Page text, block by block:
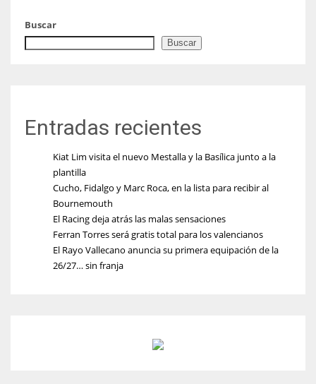
Buscar
Buscar
Entradas recientes
Kiat Lim visita el nuevo Mestalla y la Basílica junto a la
plantilla
Cucho, Fidalgo y Marc Roca, en la lista para recibir al
Bournemouth
El Racing deja atrás las malas sensaciones
Ferran Torres será gratis total para los valencianos
El Rayo Vallecano anuncia su primera equipación de la
26/27… sin franja